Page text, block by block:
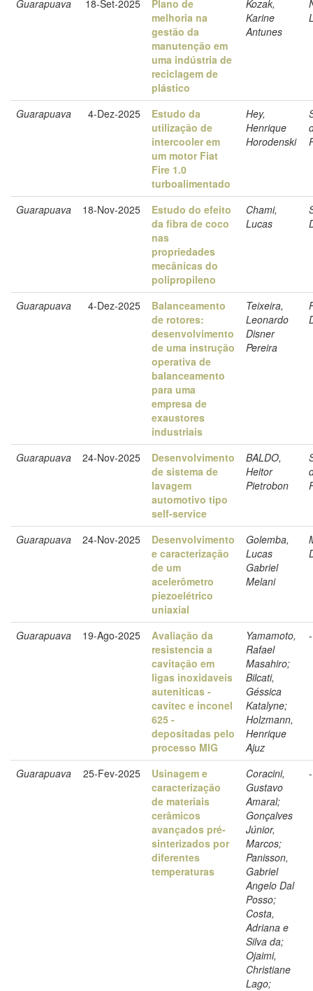
Guarapuava 18-Set-2025
Plano de
melhoria na
gestão da
manutenção em
uma indústria de
reciclagem de
plástico
Kozak,
Karine
Antunes
Guarapuava 4-Dez-2025
Estudo da
utilização de
intercooler em
um motor Fiat
Fire 1.0
turboalimentado
Hey,
Henrique
Horodenski
Guarapuava 18-Nov-2025
Estudo do efeito
da fibra de coco
nas
propriedades
mecânicas do
polipropileno
Chami,
Lucas
Guarapuava 4-Dez-2025
Balanceamento
de rotores:
desenvolvimento
de uma instrução
operativa de
balanceamento
para uma
empresa de
exaustores
industriais
Teixeira,
Leonardo
Disner
Pereira
Guarapuava 24-Nov-2025
Desenvolvimento
de sistema de
lavagem
automotivo tipo
self-service
BALDO,
Heitor
Pietrobon
Guarapuava 24-Nov-2025
Desenvolvimento
e caracterização
de um
acelerômetro
piezoelétrico
uniaxial
Golemba,
Lucas
Gabriel
Melani
Guarapuava 19-Ago-2025
Avaliação da
resistencia a
cavitação em
ligas inoxidaveis
auteniticas -
cavitec e inconel
625 -
depositadas pelo
processo MIG
Yamamoto,
Rafael
Masahiro;
Bilcati,
Géssica
Katalyne;
Holzmann,
Henrique
Ajuz
-
Guarapuava 25-Fev-2025
Usinagem e
caracterização
de materiais
cerâmicos
avançados pré-
sinterizados por
diferentes
temperaturas
Coracini,
Gustavo
Amaral;
Gonçalves
Júnior,
Marcos;
Panisson,
Gabriel
Angelo Dal
Posso;
Costa,
Adriana e
Silva da;
Ojaimi,
Christiane
Lago;
-